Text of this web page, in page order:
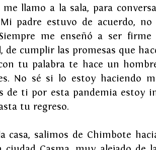
llamo a la sala, para
padre estuvo de acuerdo,
me enseñó a ser
de cumplir las promesas que
tu palabra te hace un
No sé si lo estoy haciendo
de ti por esta pandemia estoy
tu regreso.
casa, salimos de Chimbote